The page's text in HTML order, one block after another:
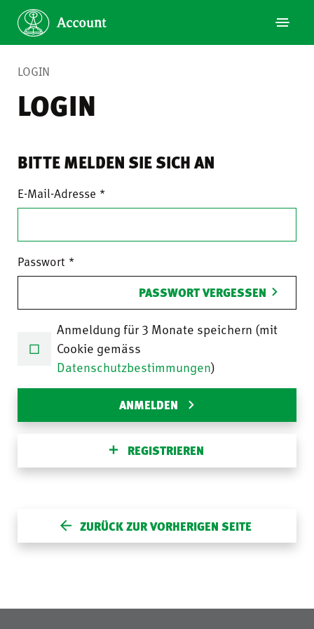
LOGIN
LOGIN
BITTE MELDEN SIE SICH AN
E-Mail-Adresse
Passwort
PASSWORT VERGESSEN
Anmeldung für 3 Monate speichern (mit
Cookie gemäss
Datenschutzbestimmungen)
ANMELDEN
REGISTRIEREN
ZURÜCK ZUR VORHERIGEN SEITE